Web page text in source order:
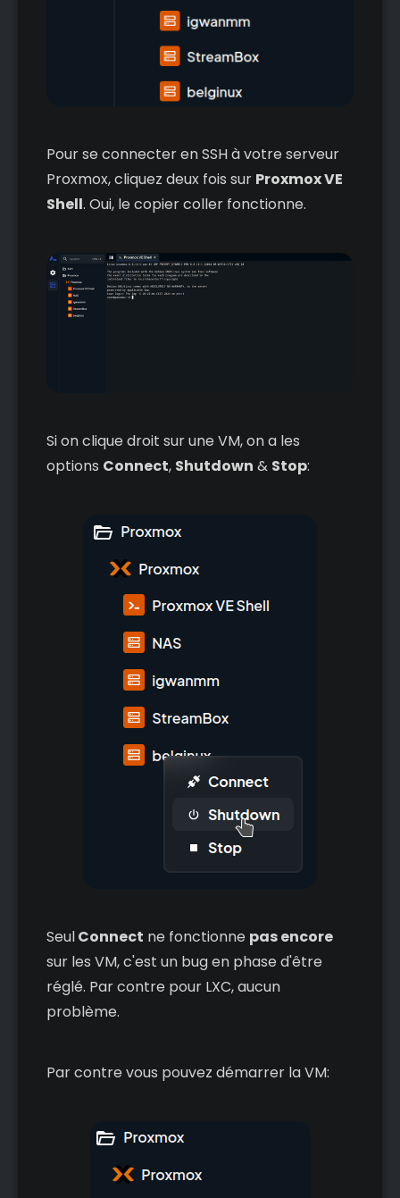
Pour se connecter en SSH à votre serveur
Proxmox, cliquez deux fois sur Proxmox VE
Shell. Oui, le copier coller fonctionne.
Si on clique droit sur une VM, on a les
options Connect, Shutdown & Stop:
SeulConnect ne fonctionne pas encore
sur les VM, c'est un bug en phase d'être
réglé. Par contre pour LXC, aucun
problème.
Par contre vous pouvez démarrer la VM: